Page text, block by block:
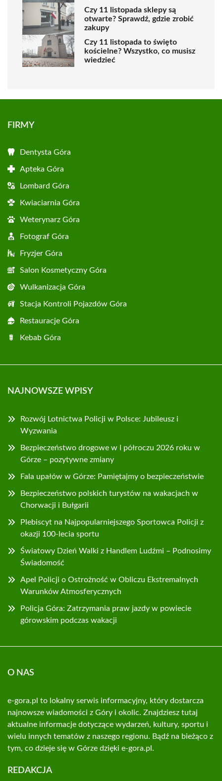
Czy 11 listopada sklepy są
otwarte? Sprawdź, gdzie zrobić
zakupy
Czy 11 listopada to święto
kościelne? Wszystko, co musisz
wiedzieć
FIRMY
Dentysta Góra
Apteka Góra
Lombard Góra
Kwiaciarnia Góra
Weterynarz Góra
Fotograf Góra
Fryzjer Góra
Salon Kosmetyczny Góra
Wulkanizacja Góra
Stacja Kontroli Pojazdów Góra
Restauracje Góra
Kebab Góra
NAJNOWSZE WPISY
Rozwój Lotnictwa Policji w Polsce: Jubileusz i
Wyzwania
Bezpieczeństwo drogowe w I półroczu 2026 roku w
Górze – pozytywne zmiany
Fala upałów w Górze: Pamiętajmy o bezpieczeństwie
Bezpieczeństwo polskich turystów na wakacjach w
Chorwacji i Bułgarii
Plebiscyt na Najpopularniejszego Sportowca Policji z
okazji 100-lecia sportu
Światowy Dzień Walki z Handlem Ludźmi – Podnosimy
Świadomość
Apel Policji o Ostrożność w Obliczu Ekstremalnych
Warunków Atmosferycznych
Policja Góra: Zatrzymania praw jazdy w powiecie
górowskim podczas wakacji
O NAS
e-gora.pl to lokalny serwis informacyjny, który dostarcza
najnowsze wiadomości z Góry i okolic. Znajdziesz tutaj
aktualne informacje dotyczące wydarzeń, kultury, sportu i
wielu innych tematów z naszego regionu. Bądź na bieżąco z
tym, co dzieje się w Górze dzięki e-gora.pl.
REDAKCJA